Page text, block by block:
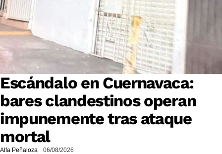
Escándalo en Cuernavaca:
bares clandestinos operan
impunemente tras ataque
mortal
Alfa Peñaloza 06/08/2026